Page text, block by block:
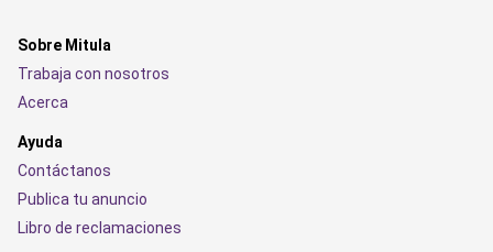
Sobre Mitula
Trabaja con nosotros
Acerca
Ayuda
Contáctanos
Publica tu anuncio
Libro de reclamaciones